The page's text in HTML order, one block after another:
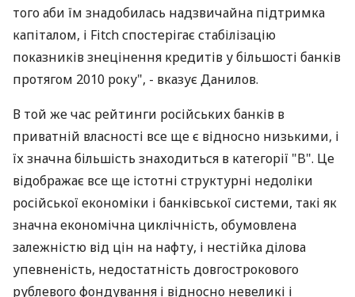
того аби їм знадобилась надзвичайна підтримка
капіталом, і Fitch спостерігає стабілізацію
показників знецінення кредитів у більшості банків
протягом 2010 року", - вказує Данилов.
В той же час рейтинги російських банків в
приватній власності все ще є відносно низькими, і
їх значна більшість знаходиться в категорії "B". Це
відображає все ще істотні структурні недоліки
російської економіки і банківської системи, такі як
значна економічна циклічність, обумовлена
залежністю від цін на нафту, і нестійка ділова
упевненість, недостатність довгострокового
рублевого фондування і відносно невеликі і